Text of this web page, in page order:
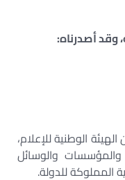
وقد أصدرناه:
الوطنية للإعلام،
والوسائل
المملوكة للدولة.